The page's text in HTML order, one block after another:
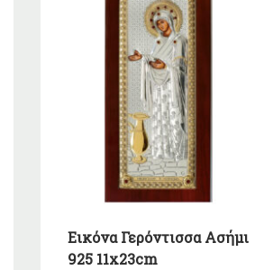
Εικόνα Γερόντισσα Ασήμι
925 11x23cm